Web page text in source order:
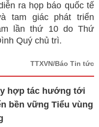
ra họp báo quốc tế
tam giác phát triển
lần thứ 10 do Thứ
Quý chủ trì.
TTXVN/Báo Tin tức
hợp tác hướng tới
bền vững Tiểu vùng